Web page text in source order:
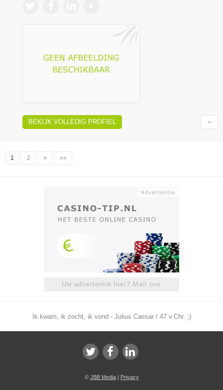
BEKIJK VOLLEDIG PROFIEL
1 2 » »»
Uw advertentie hier? Mail ons
Ik kwam, ik zocht, ik vond - Julius Caesar / 47 v.Chr. ;)
© JBB Media| Privacy